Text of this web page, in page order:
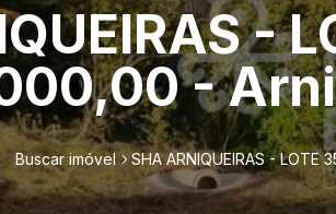
-
-
Buscar imóvel SHA ARNIQUEIRAS -